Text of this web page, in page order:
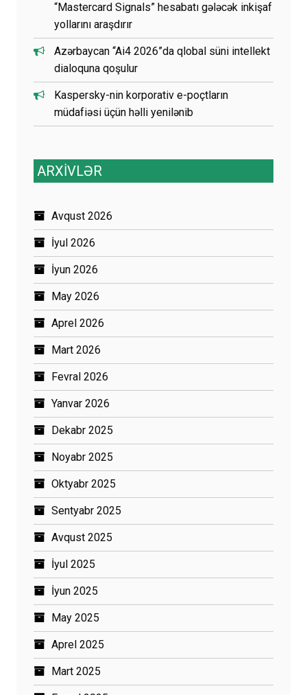
“Mastercard Signals” hesabatı gələcək inkişaf
yollarını araşdırır
Azərbaycan “Ai4 2026”da qlobal süni intellekt
dialoquna qoşulur
Kaspersky-nin korporativ e-poçtların
müdafiəsi üçün həlli yenilənib
ARXİVLƏR
Avqust 2026
İyul 2026
İyun 2026
May 2026
Aprel 2026
Mart 2026
Fevral 2026
Yanvar 2026
Dekabr 2025
Noyabr 2025
Oktyabr 2025
Sentyabr 2025
Avqust 2025
İyul 2025
İyun 2025
May 2025
Aprel 2025
Mart 2025